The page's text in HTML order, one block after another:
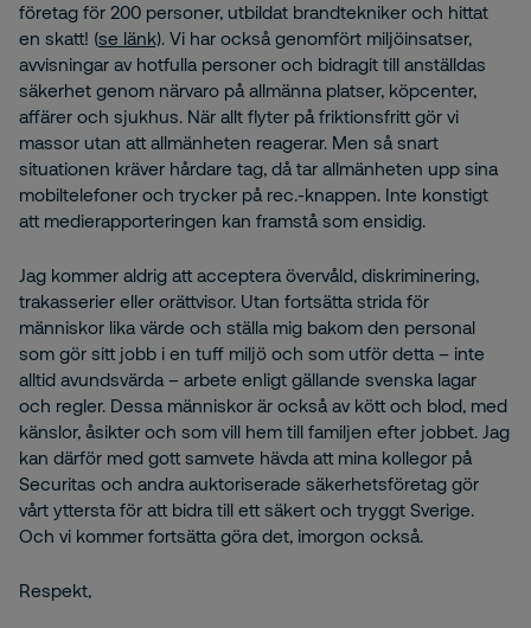
företag för 200 personer, utbildat brandtekniker och hittat
en skatt! (se länk). Vi har också genomfört miljöinsatser,
avvisningar av hotfulla personer och bidragit till anställdas
säkerhet genom närvaro på allmänna platser, köpcenter,
affärer och sjukhus. När allt flyter på friktionsfritt gör vi
massor utan att allmänheten reagerar. Men så snart
situationen kräver hårdare tag, då tar allmänheten upp sina
mobiltelefoner och trycker på rec.-knappen. Inte konstigt
att medierapporteringen kan framstå som ensidig.
Jag kommer aldrig att acceptera övervåld, diskriminering,
trakasserier eller orättvisor. Utan fortsätta strida för
människor lika värde och ställa mig bakom den personal
som gör sitt jobb i en tuff miljö och som utför detta – inte
alltid avundsvärda – arbete enligt gällande svenska lagar
och regler. Dessa människor är också av kött och blod, med
känslor, åsikter och som vill hem till familjen efter jobbet. Jag
kan därför med gott samvete hävda att mina kollegor på
Securitas och andra auktoriserade säkerhetsföretag gör
vårt yttersta för att bidra till ett säkert och tryggt Sverige.
Och vi kommer fortsätta göra det, imorgon också.
Respekt,